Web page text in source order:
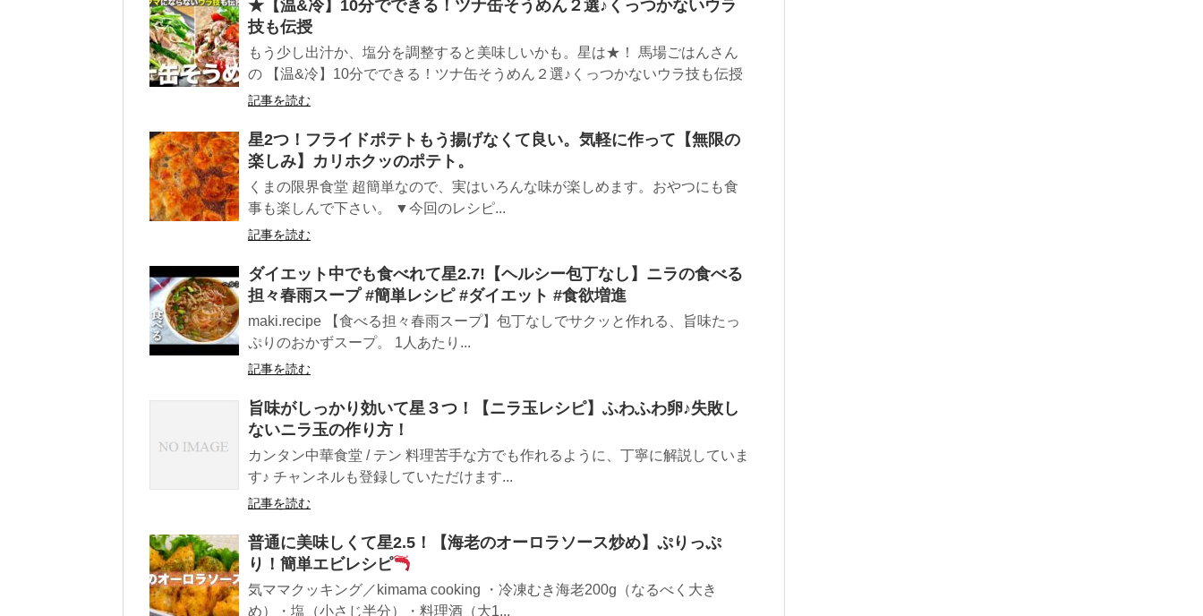
★【温&冷】10分でできる！ツナ缶そうめん２選♪くっつかないウラ
技も伝授
もう少し出汁か、塩分を調整すると美味しいかも。星は★！ 馬場ごはんさん
の 【温&冷】10分でできる！ツナ缶そうめん２選♪くっつかないウラ技も伝授
記事を読む
星2つ！フライドポテトもう揚げなくて良い。気軽に作って【無限の
楽しみ】カリホクッのポテト。
くまの限界食堂 超簡単なので、実はいろんな味が楽しめます。おやつにも食
事も楽しんで下さい。 ▼今回のレシピ...
記事を読む
ダイエット中でも食べれて星2.7!【ヘルシー包丁なし】ニラの食べる
担々春雨スープ #簡単レシピ #ダイエット #食欲増進
maki.recipe 【食べる担々春雨スープ】包丁なしでサクッと作れる、旨味たっ
ぷりのおかずスープ。 1人あたり...
記事を読む
旨味がしっかり効いて星３つ！【ニラ玉レシピ】ふわふわ卵♪失敗し
ないニラ玉の作り方！
カンタン中華食堂 / テン 料理苦手な方でも作れるように、丁寧に解説していま
す♪ チャンネルも登録していただけます...
記事を読む
普通に美味しくて星2.5！【海老のオーロラソース炒め】ぷりっぷ
り！簡単エビレシピ
気ママクッキング／kimama cooking ・冷凍むき海老200g（なるべく大き
め）・塩（小さじ半分）・料理酒（大1...